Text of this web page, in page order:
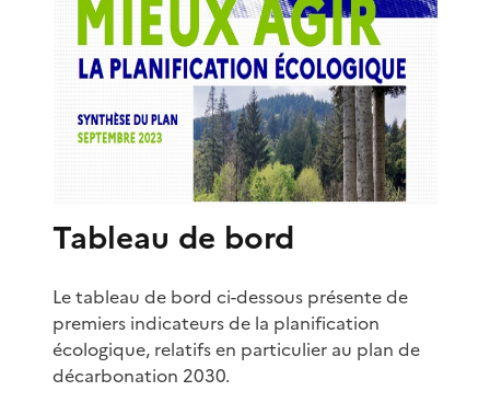
Tableau de bord
Le tableau de bord ci-dessous présente de
premiers indicateurs de la planification
écologique, relatifs en particulier au plan de
décarbonation 2030.